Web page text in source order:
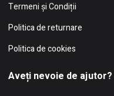
Termeni și Condiții
Politica de returnare
Politica de cookies
Aveți nevoie de ajutor?